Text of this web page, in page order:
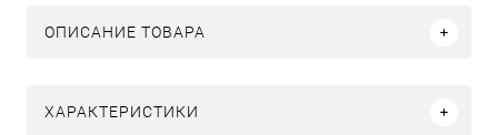
ОПИСАНИЕ ТОВАРА
ХАРАКТЕРИСТИКИ